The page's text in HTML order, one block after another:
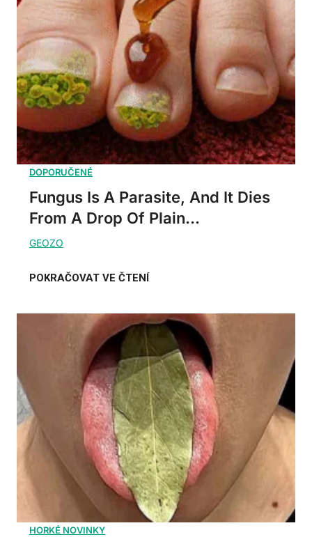
Fungus Is A Parasite, And It Dies
From A Drop Of Plain...